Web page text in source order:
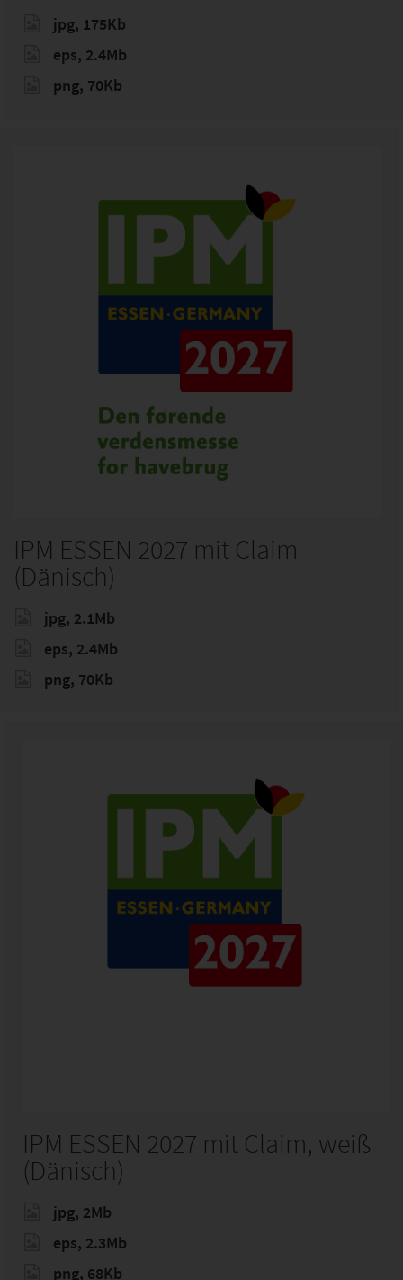
jpg, 175Kb
eps, 2.4Mb
png, 70Kb
IPM ESSEN 2027 mit Claim
(Dänisch)
jpg, 2.1Mb
eps, 2.4Mb
png, 70Kb
IPM ESSEN 2027 mit Claim, weiß
(Dänisch)
jpg, 2Mb
eps, 2.3Mb
png, 68Kb